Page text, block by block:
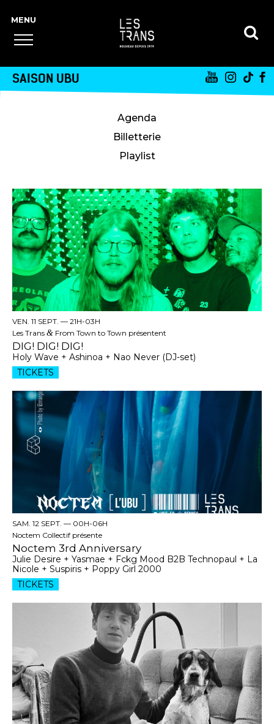
SAISON UBU
Agenda
Billetterie
Playlist
VEN. 11 SEPT. — 21H-03H
Les Trans & From Town to Town présentent
DIG! DIG! DIG!
Holy Wave + Ashinoa + Nao Never (DJ-set)
TICKETS
SAM. 12 SEPT. — 00H-06H
Noctem Collectif présente
Noctem 3rd Anniversary
Julie Desire + Yasmae + Fckg Mood B2B Technopaul + La
Nicole + Suspiris + Poppy Girl 2000
TICKETS